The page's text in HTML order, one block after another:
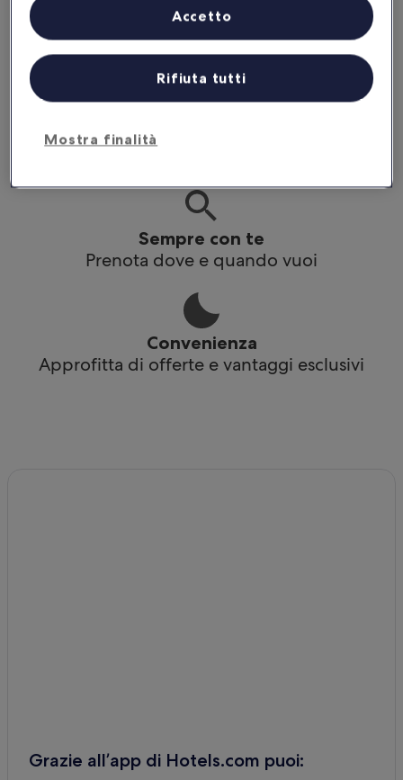
Ricevi sconti su una selezione di hotel
Sempre con te
Prenota dove e quando vuoi
Convenienza
Approfitta di offerte e vantaggi esclusivi
Grazie all’app di Hotels.com puoi:
Mostra finalità
Rifiuta tutti
Accetto